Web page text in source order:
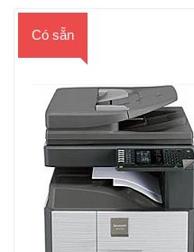
Có sẵn